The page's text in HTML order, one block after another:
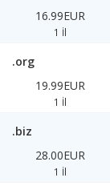
16.99EUR
1 İl
.org
19.99EUR
1 İl
.biz
28.00EUR
1 İl